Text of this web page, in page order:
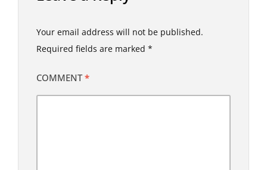
Your email address will not be published.
Required fields are marked *
COMMENT*